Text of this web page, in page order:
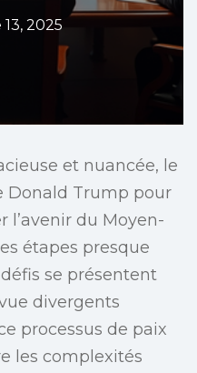
2025
et nuancée, le
Donald Trump pour
l’avenir du Moyen-
étapes presque
se présentent
divergents
processus de paix
les complexités